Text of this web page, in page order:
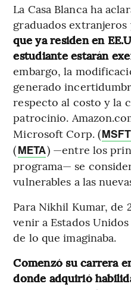
La Casa Blanca ha
graduados extranjeros
que ya residen en
estudiante estarán
embargo, la
generado
respecto al costo y la
patrocinio.
Microsoft Corp. (MSFT
(META) —entre los
programa— se
vulnerables a las
Para Nikhil Kumar, de
venir a Estados
de lo que imaginaba.
Comenzó su carrera
donde adquirió